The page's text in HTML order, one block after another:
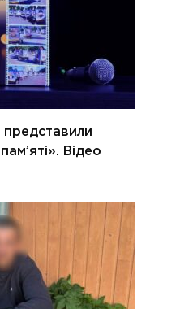
представили
Відео